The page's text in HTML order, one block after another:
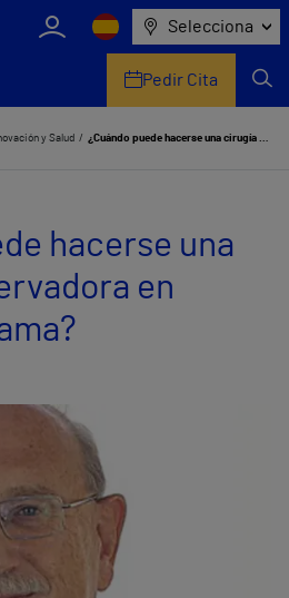
Selecciona
Pedir Cita
y Salud ¿Cuándo puede hacerse una cirugía conservadora en cáncer de mama?
hacerse una
en